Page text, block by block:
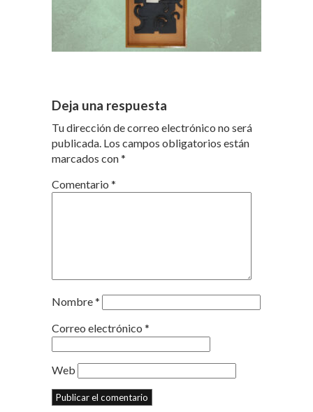
Deja una respuesta
Tu dirección de correo electrónico no será
publicada. Los campos obligatorios están
marcados con*
Comentario *
Nombre*
Correo electrónico *
Web